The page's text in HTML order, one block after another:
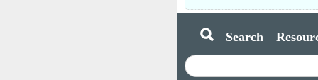
Search